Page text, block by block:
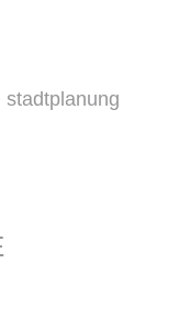
stadtplanung